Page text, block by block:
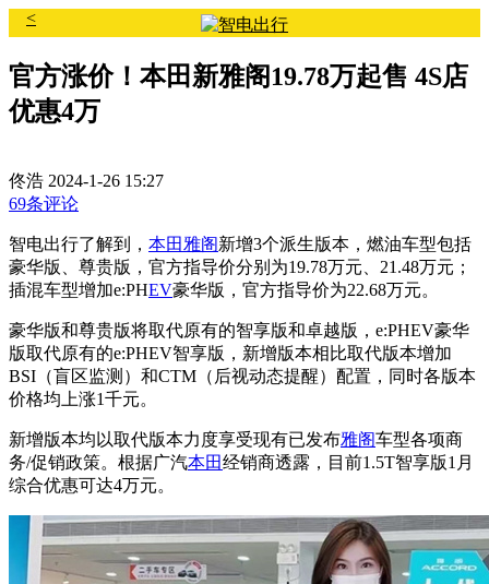
<
官方涨价！本田新雅阁19.78万起售 4S店
优惠4万
佟浩 2024-1-26 15:27
69条评论
智电出行了解到， 本田雅阁新增3个派生版本，燃油车型包括
豪华版、尊贵版，官方指导价分别为19.78万元、21.48万元；
插混车型增加e:PHEV豪华版，官方指导价为22.68万元。
豪华版和尊贵版将取代原有的智享版和卓越版，e:PHEV豪华
版取代原有的e:PHEV智享版，新增版本相比取代版本增加
BSI（盲区监测）和CTM（后视动态提醒）配置，同时各版本
价格均上涨1千元。
新增版本均以取代版本力度享受现有已发布雅阁车型各项商
务/促销政策。根据广汽本田经销商透露，目前1.5T智享版1月
综合优惠可达4万元。